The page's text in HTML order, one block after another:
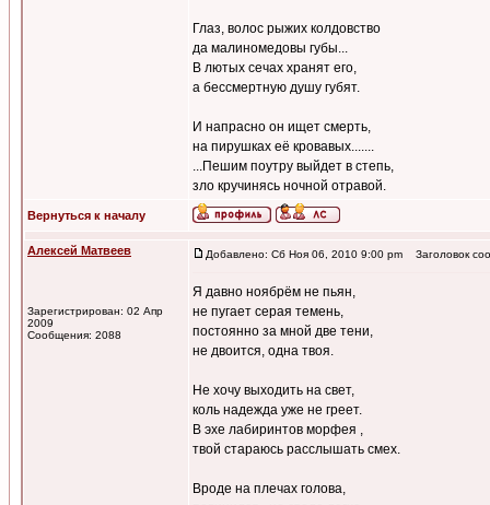
Глаз, волос рыжих колдовство
да малиномедовы губы...
В лютых сечах хранят его,
а бессмертную душу губят.
И напрасно он ищет смерть,
на пирушках её кровавых.......
...Пешим поутру выйдет в степь,
зло кручинясь ночной отравой.
Вернуться к началу
Алексей Матвеев
Зарегистрирован: 02 Апр
2009
Сообщения: 2088
Добавлено: Сб Ноя 06, 2010 9:00 pm Заголовок
Я давно ноябрём не пьян,
не пугает серая темень,
постоянно за мной две тени,
не двоится, одна твоя.
Не хочу выходить на свет,
коль надежда уже не греет.
В эхе лабиринтов морфея ,
твой стараюсь расслышать смех.
Вроде на плечах голова,